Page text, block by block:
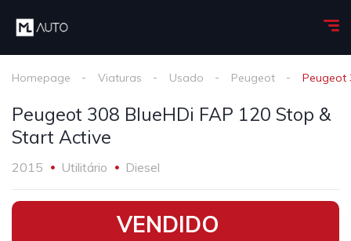
Homepage Viaturas Usado Peugeot Peugeot
Peugeot 308 BlueHDi FAP 120 Stop &
Start Active
2015 Utilitário Diesel
•
VENDIDO